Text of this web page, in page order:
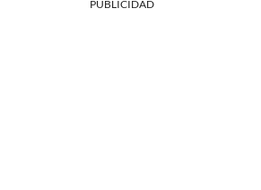
PUBLICIDAD